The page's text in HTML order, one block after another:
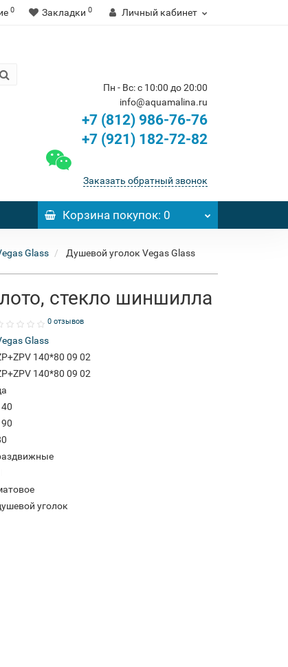
0 Закладки 0 Личный кабинет
Пн - Вс: с 10:00 до 20:00
info@aquamalina.ru
+7 (812) 986-76-76
+7 (921) 182-72-82
Заказать обратный звонок
Корзинапокупок: 0
Glass
Душевой уголок Vegas Glass
стекло шиншилла
0 отзывов
Glass
140*80 09 02
140*80 09 02
уголок